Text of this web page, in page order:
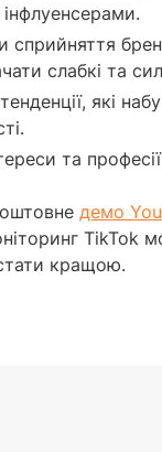
інфлуенсерами.
сприйняття
слабкі та
які
та
демо
TikTok
кращою.